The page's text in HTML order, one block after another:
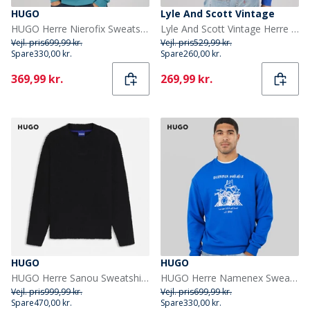
HUGO
HUGO Herre Nierofix Sweatshirt Turquoise/Aqua
Vejl. pris699,99 kr.
Spare330,00 kr.
Current
369,99 kr.
Lyle And Scott Vintage
Lyle And Scott Vintage Herre Oversized 1874 Sweatshirt Midnight Blue
Vejl. pris529,99 kr.
Spare260,00 kr.
Current
269,99 kr.
HUGO
HUGO Herre Sanou Sweatshirt Sort
Vejl. pris999,99 kr.
Spare470,00 kr.
HUGO
HUGO Herre Namenex Sweatshirt Open Blue
Vejl. pris699,99 kr.
Spare330,00 kr.